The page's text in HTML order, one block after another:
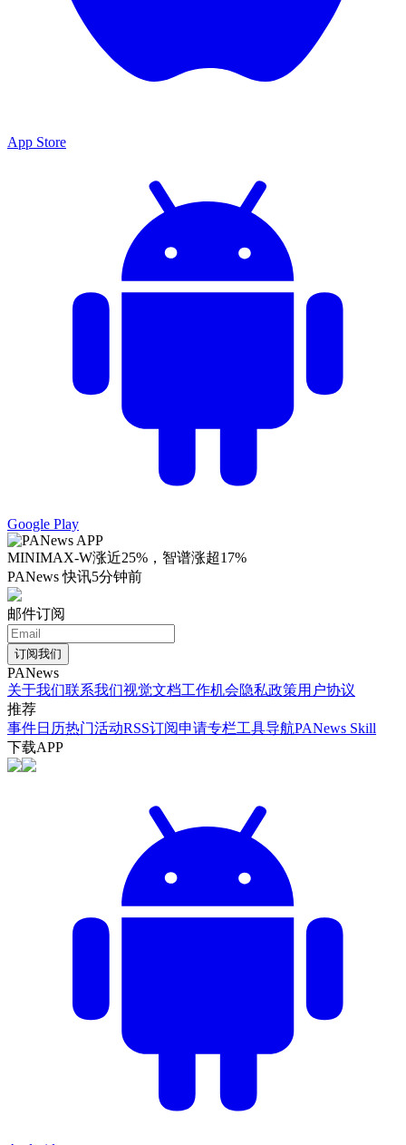
App Store
Google Play
MINIMAX-W涨近25%，智谱涨超17%
PANews 快讯5分钟前
邮件订阅
订阅我们
PANews
关于我们联系我们视觉文档工作机会隐私政策用户协议
推荐
事件日历热门活动RSS订阅申请专栏工具导航PANews Skill
下载APP